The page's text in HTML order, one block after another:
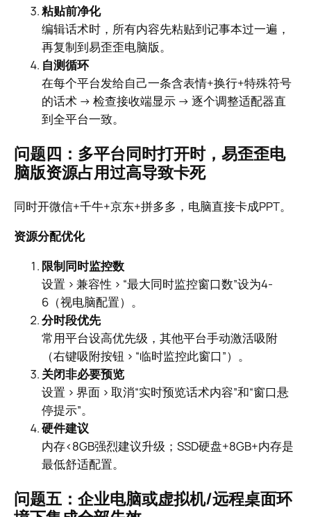
粘贴前净化
编辑话术时，所有内容先粘贴到记事本过一遍，
再复制到易歪歪电脑版。
自测循环
在每个平台发给自己一条含表情+换行+特殊符号
的话术 → 检查接收端显示 → 逐个调整适配器直
到全平台一致。
问题四：多平台同时打开时，易歪歪电
脑版资源占用过高导致卡死
同时开微信+千牛+京东+拼多多，电脑直接卡成PPT。
资源分配优化
限制同时监控数
设置 > 兼容性 > “最大同时监控窗口数”设为4-
6（视电脑配置）。
分时段优先
常用平台设高优先级，其他平台手动激活吸附
（右键吸附按钮 > “临时监控此窗口”）。
关闭非必要预览
设置 > 界面 > 取消“实时预览话术内容”和“窗口悬
停提示”。
硬件建议
内存<8GB强烈建议升级；SSD硬盘+8GB+内存是
最低舒适配置。
问题五：企业电脑或虚拟机/远程桌面环